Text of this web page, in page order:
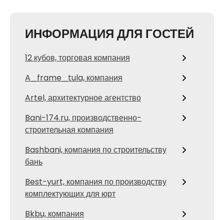
ИНФОРМАЦИЯ ДЛЯ ГОСТЕЙ
12 кубов, торговая компания
A_frame_tula, компания
Artel, архитектурное агентство
Bani-174.ru, производственно-
строительная компания
Bashbani, компания по строительству
бань
Best-yurt, компания по производству
комплектующих для юрт
Bkbu, компания